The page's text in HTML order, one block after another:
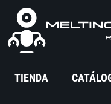
TIENDA